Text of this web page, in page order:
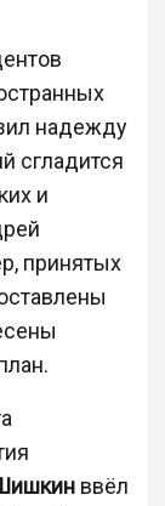
надежду
сгладится
и
принятых
ввёл